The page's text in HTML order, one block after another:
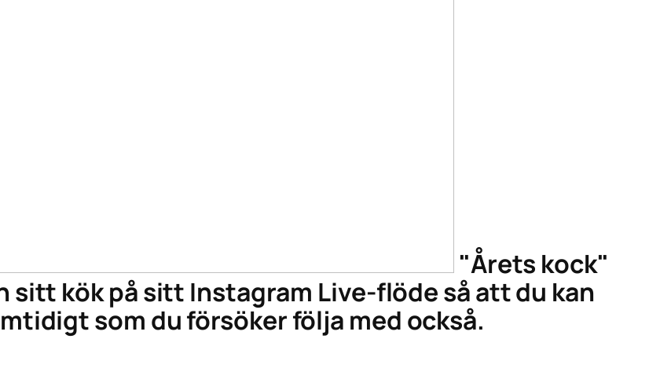
"Årets kock"
kök på sitt Instagram Live-flöde så att du kan
som du försöker följa med också.